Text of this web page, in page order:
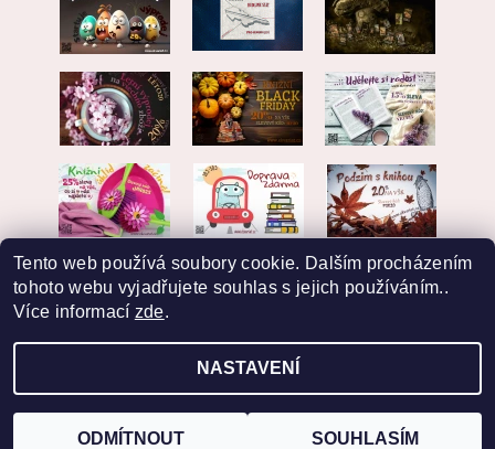
2026 © EKVARIAT, všechna práva vyhrazena
Vytvořil Shoptet
Tento web používá soubory cookie. Dalším procházením
tohoto webu vyjadřujete souhlas s jejich používáním..
Více informací zde.
NASTAVENÍ
ODMÍTNOUT SOUHLASÍM